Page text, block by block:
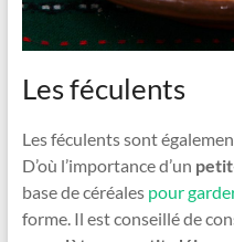
Les féculents
Les féculents sont
D’où l’importance d’un
base de céréales pour
forme. Il est conseillé de